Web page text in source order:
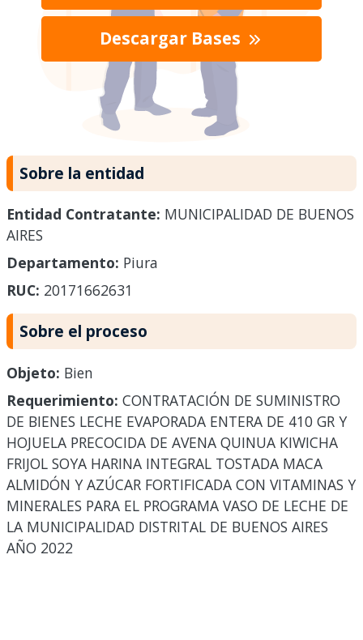
Descargar Bases
Sobre la entidad
Entidad Contratante: MUNICIPALIDAD DE BUENOS
AIRES
Departamento: Piura
RUC: 20171662631
Sobre el proceso
Objeto: Bien
Requerimiento: CONTRATACIÓN DE SUMINISTRO
DE BIENES LECHE EVAPORADA ENTERA DE 410 GR Y
HOJUELA PRECOCIDA DE AVENA QUINUA KIWICHA
FRIJOL SOYA HARINA INTEGRAL TOSTADA MACA
ALMIDÓN Y AZÚCAR FORTIFICADA CON VITAMINAS Y
MINERALES PARA EL PROGRAMA VASO DE LECHE DE
LA MUNICIPALIDAD DISTRITAL DE BUENOS AIRES
AÑO 2022